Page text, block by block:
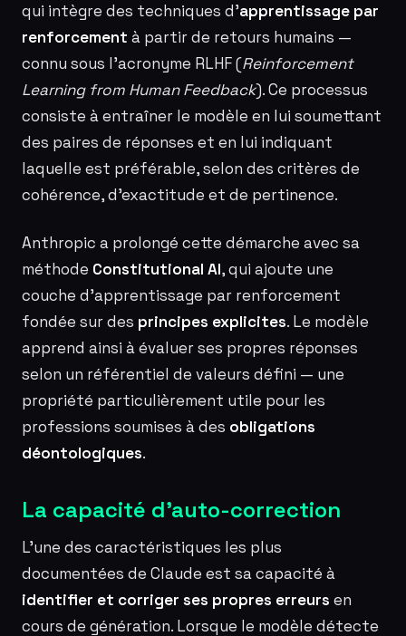
qui intègre des techniques d’apprentissage par
renforcement à partir de retours humains —
connu sous l’acronyme RLHF (Reinforcement
Learning from Human Feedback). Ce processus
consiste à entraîner le modèle en lui soumettant
des paires de réponses et en lui indiquant
laquelle est préférable, selon des critères de
cohérence, d’exactitude et de pertinence.
Anthropic a prolongé cette démarche avec sa
méthode Constitutional AI, qui ajoute une
couche d’apprentissage par renforcement
fondée sur des principes explicites. Le modèle
apprend ainsi à évaluer ses propres réponses
selon un référentiel de valeurs défini — une
propriété particulièrement utile pour les
professions soumises à des obligations
déontologiques.
La capacité d’auto-correction
L’une des caractéristiques les plus
documentées de Claude est sa capacité à
identifier et corriger ses propres erreurs en
cours de génération. Lorsque le modèle détecte